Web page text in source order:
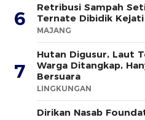
6
Retribusi Sampah
Ternate Dibidik Kejati
MAJANG
7
Hutan Digusur, Laut
Warga Ditangkap,
Bersuara
LINGKUNGAN
Dirikan Nasab